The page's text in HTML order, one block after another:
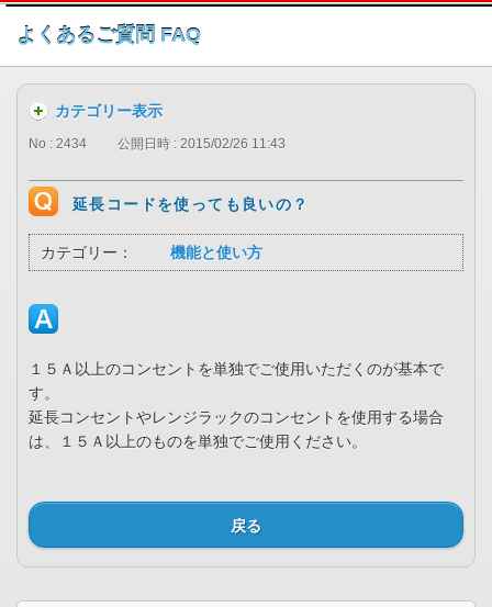
このページの本文へ
よくあるご質問 FAQ
カテゴリー表示
No : 2434 公開日時 : 2015/02/26 11:43
延長コードを使っても良いの？
カテゴリー： 機能と使い方
１５Ａ以上のコンセントを単独でご使用いただくのが基本で
す。
延長コンセントやレンジラックのコンセントを使用する場合
は、１５Ａ以上のものを単独でご使用ください。
戻る